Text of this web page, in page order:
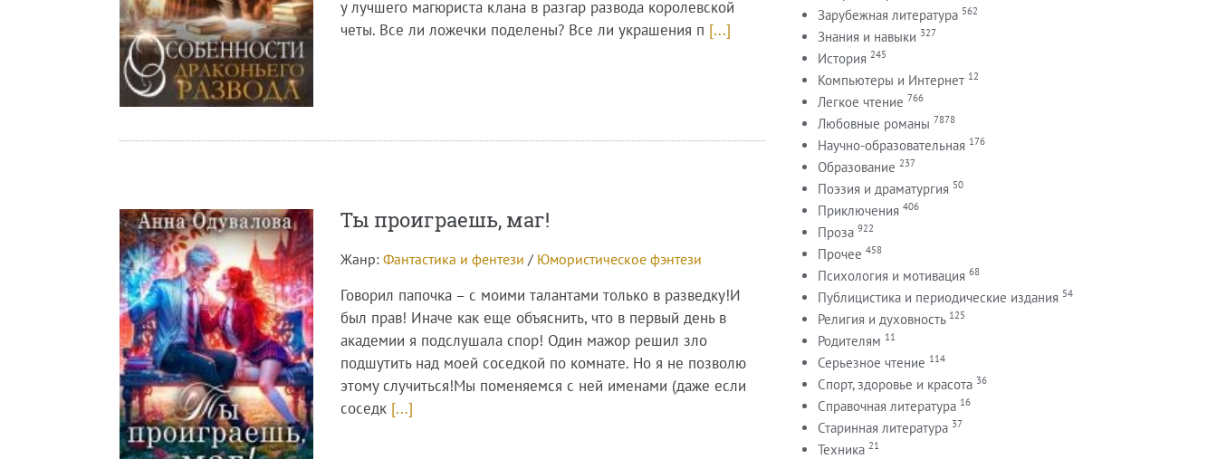
у лучшего магюриста клана в разгар развода королевской
четы. Все ли ложечки поделены? Все ли украшения п [...]
Ты проиграешь, маг!
Жанр: Фантастика и фентези / Юмористическое фэнтези
Говорил папочка – с моими талантами только в разведку!И
был прав! Иначе как еще объяснить, что в первый день в
академии я подслушала спор! Один мажор решил зло
подшутить над моей соседкой по комнате. Но я не позволю
этому случиться!Мы поменяемся с ней именами (даже если
соседк [...]
Зарубежная литература 562
Знания и навыки 327
История 245
Компьютеры и Интернет 12
Легкое чтение 766
Любовные романы 7878
Научно-образовательная 176
Образование 237
Поэзия и драматургия 50
Приключения 406
Проза 922
Прочее 458
Психология и мотивация 68
Публицистика и периодические издания 54
Религия и духовность 125
Родителям 11
Серьезное чтение 114
Спорт, здоровье и красота 36
Справочная литература 16
Старинная литература 37
Техника 21